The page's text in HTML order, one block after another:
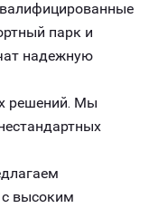
парк и
надежную
решений. Мы
с высоким